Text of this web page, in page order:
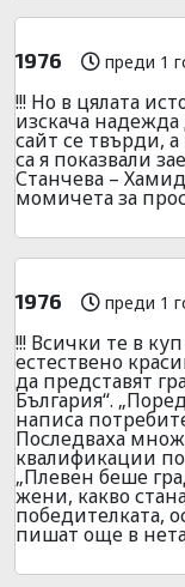
1976 преди 1
!!! Но в цялата
изскача надежда
сайт се твърди,
са я показвали
Станчева –
момичета за
1976 преди 1
!!! Всички те в
естествено
да представят
България“.
написа
Последваха
квалификации
„Плевен беше
жени, какво
победителката,
пишат още в